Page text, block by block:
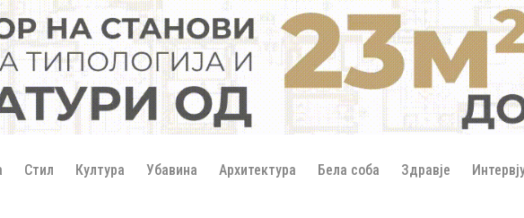
Стил Култура Убавина Архитектура Бела соба Здравје